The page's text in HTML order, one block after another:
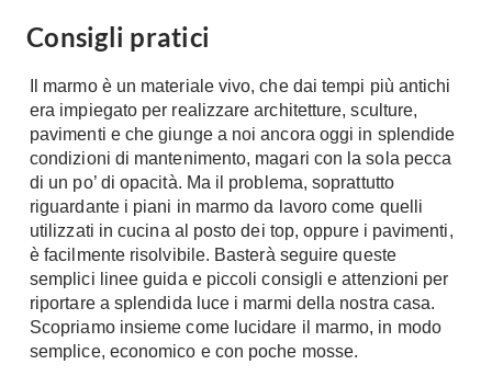
Soggiorno
Librerie
Vetrine
Pareti Attrezzate
Porta Tv
Contatti
Divani
Divani moderni
Divani classici
Climatizzatore
Deumidificatori
Chiller
Pompe di calore
Ecologia
Geotermia
Case in Legno
Case Prefabbricate
Fotovoltaico
Consigli pratici
Il marmo è un materiale vivo, che dai tempi più antichi
era impiegato per realizzare architetture, sculture,
pavimenti e che giunge a noi ancora oggi in splendide
condizioni di mantenimento, magari con la sola pecca
di un po’ di opacità. Ma il problema, soprattutto
riguardante i piani in marmo da lavoro come quelli
utilizzati in cucina al posto dei top, oppure i pavimenti,
è facilmente risolvibile. Basterà seguire queste
semplici linee guida e piccoli consigli e attenzioni per
riportare a splendida luce i marmi della nostra casa.
Scopriamo insieme come lucidare il marmo, in modo
semplice, economico e con poche mosse.